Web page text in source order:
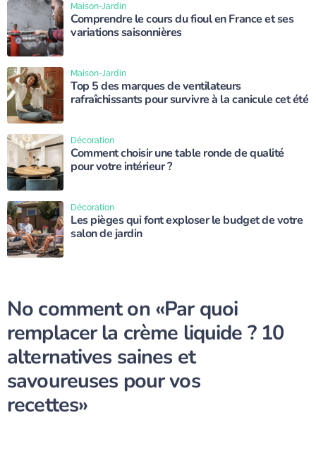
Comprendre le cours du fioul en France et ses
variations saisonnières
Maison-Jardin
Top 5 des marques de ventilateurs
rafraîchissants pour survivre à la canicule cet été
Maison-Jardin
Comment choisir une table ronde de qualité
pour votre intérieur ?
Décoration
Les pièges qui font exploser le budget de votre
salon de jardin
Décoration
No comment on «Par quoi
remplacer la crème liquide ? 10
alternatives saines et
savoureuses pour vos
recettes»